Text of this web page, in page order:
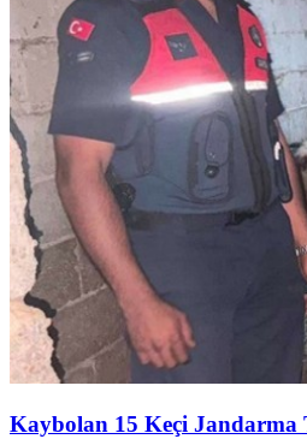
Kaybolan 15 Keçi Jandarma